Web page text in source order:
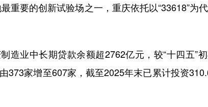
重要的创新试验场之一，重庆依托以“33618”为
造业中长期贷款余额超2762亿元，较“十四五”
373家增至607家，截至2025年末已累计投资